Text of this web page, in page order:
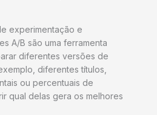
experimentação e
A/B são uma ferramenta
diferentes versões de
diferentes títulos,
ou percentuais de
qual delas gera os melhores